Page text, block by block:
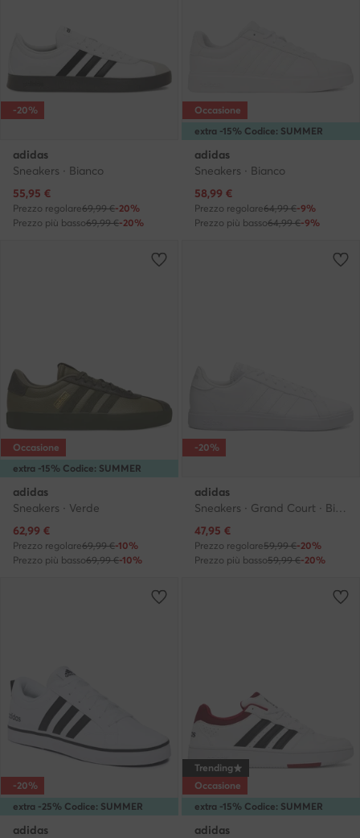
-20%
adidas
Sneakers · Bianco
Prezzo attuale
55,95 €
Prezzo regolare69,99 €-20%
Prezzo più basso69,99 €-20%
extra -15% Codice: SUMMER
Occasione
adidas
Sneakers · Bianco
Prezzo attuale
58,99 €
Prezzo regolare64,99 €-9%
Prezzo più basso64,99 €-9%
extra -15% Codice: SUMMER
Occasione
adidas
Sneakers · Verde
Prezzo attuale
62,99 €
Prezzo regolare69,99 €-10%
Prezzo più basso69,99 €-10%
-20%
adidas
Sneakers · Grand Court · Bianco
Prezzo attuale
47,95 €
Prezzo regolare59,99 €-20%
Prezzo più basso59,99 €-20%
extra -25% Codice: SUMMER
-20%
adidas
extra -15% Codice: SUMMER
Trending
Occasione
adidas